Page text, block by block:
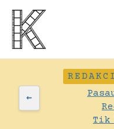
Pereiti
prie
turinio
←